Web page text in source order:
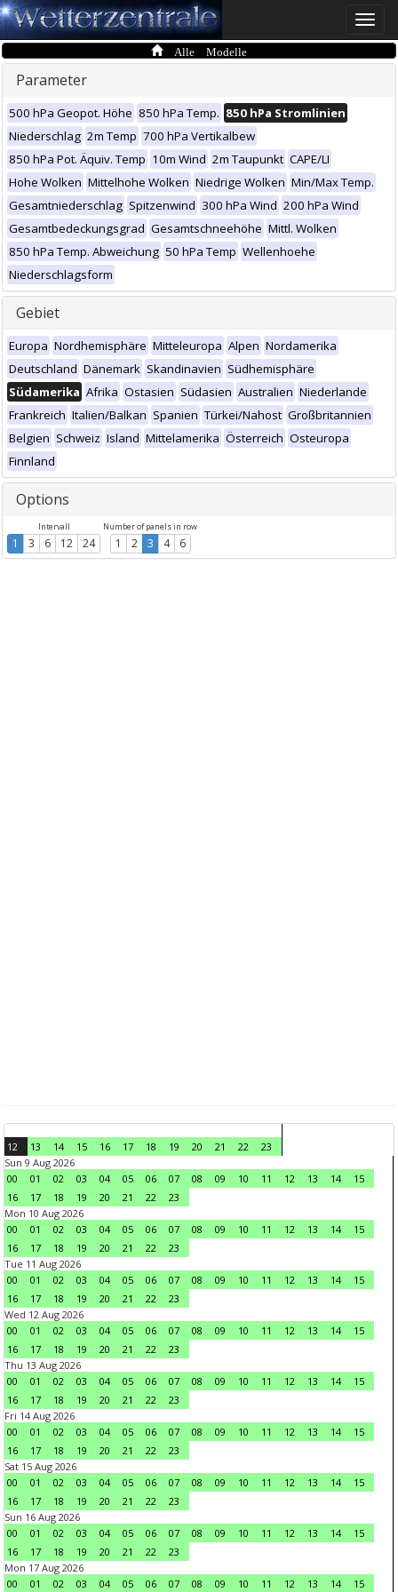
Toggle
Alle Modelle
Parameter
500 hPa Geopot. Höhe 850 hPa Temp. 850 hPa Stromlinien
Niederschlag 2m Temp 700 hPa Vertikalbew
850 hPa Pot. Äquiv. Temp 10m Wind 2m Taupunkt CAPE/LI
Hohe Wolken Mittelhohe Wolken Niedrige Wolken Min/Max Temp.
Gesamtniederschlag Spitzenwind 300 hPa Wind 200 hPa Wind
Gesamtbedeckungsgrad Gesamtschneehöhe Mittl. Wolken
850 hPa Temp. Abweichung 50 hPa Temp Wellenhoehe
Niederschlagsform
Gebiet
Europa Nordhemisphäre Mitteleuropa Alpen Nordamerika
Deutschland Dänemark Skandinavien Südhemisphäre
Südamerika Afrika Ostasien Südasien Australien Niederlande
Frankreich Italien/Balkan Spanien Türkei/Nahost Großbritannien
Belgien Schweiz Island Mittelamerika Österreich Osteuropa
Finnland
Options
Intervall
1 3 6 12 24
Number of panels in row
1 2 3 4 6
12 13 14 15 16 17 18 19 20 21 22
23
Sun 9 Aug 2026
00
01 02 03 04 05 06 07 08 09 10 11 12 13 14
15
16
17 18 19 20 21 22
23
Mon 10 Aug 2026
00
01 02 03 04 05 06 07 08 09 10 11 12 13 14
15
16
17 18 19 20 21 22
23
Tue 11 Aug 2026
00
01 02 03 04 05 06 07 08 09 10 11 12 13 14
15
16
17 18 19 20 21 22
23
Wed 12 Aug 2026
00
01 02 03 04 05 06 07 08 09 10 11 12 13 14
15
16
17 18 19 20 21 22
23
Thu 13 Aug 2026
00
01 02 03 04 05 06 07 08 09 10 11 12 13 14
15
16
17 18 19 20 21 22
23
Fri 14 Aug 2026
00
01 02 03 04 05 06 07 08 09 10 11 12 13 14
15
16
17 18 19 20 21 22
23
Sat 15 Aug 2026
00
01 02 03 04 05 06 07 08 09 10 11 12 13 14
15
16
17 18 19 20 21 22
23
Sun 16 Aug 2026
00
01 02 03 04 05 06 07 08 09 10 11 12 13 14
15
16
17 18 19 20 21 22
23
Mon 17 Aug 2026
00
01 02 03 04 05 06 07 08 09 10 11 12 13 14 15